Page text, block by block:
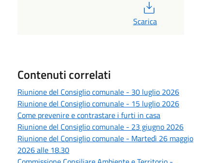
Scarica
Contenuti correlati
Riunione del Consiglio comunale - 30 luglio 2026
Riunione del Consiglio comunale - 15 luglio 2026
Come prevenire e contrastare i furti in casa
Riunione del Consiglio comunale - 23 giugno 2026
Riunione del Consiglio comunale - Martedì 26 maggio
2026 alle 18.30